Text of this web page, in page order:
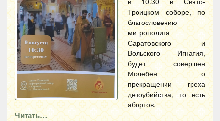
Троицком соборе, по
благословению
митрополита
Саратовского и
Вольского Игнатия,
будет совершен
Молебен о
прекращении греха
детоубийства, то есть
абортов.
Читать…